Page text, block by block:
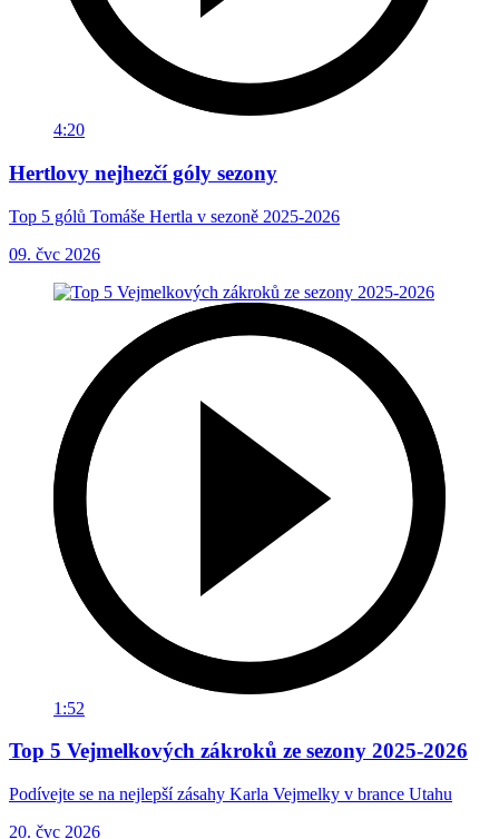
4:20
Hertlovy nejhezčí góly sezony
Top 5 gólů Tomáše Hertla v sezoně 2025-2026
09. čvc 2026
1:52
Top 5 Vejmelkových zákroků ze sezony 2025-2026
Podívejte se na nejlepší zásahy Karla Vejmelky v brance Utahu
20. čvc 2026